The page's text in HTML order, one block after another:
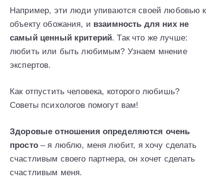
Например, эти люди упиваются своей любовью к
объекту обожания, и взаимность для них не
самый ценный критерий. Так что же лучше:
любить или быть любимым? Узнаем мнение
экспертов.
Как отпустить человека, которого любишь?
Советы психологов помогут вам!
Здоровые отношения определяются очень
просто– я люблю, меня любит, я хочу сделать
счастливым своего партнера, он хочет сделать
счастливым меня.